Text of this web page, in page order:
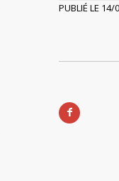
PUBLIÉ LE